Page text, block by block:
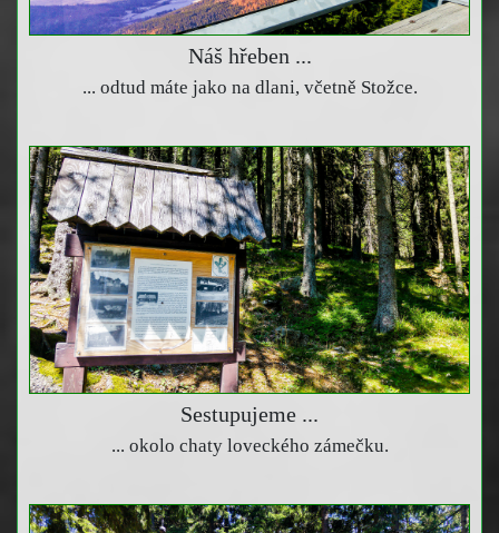
Náš hřeben ...
... odtud máte jako na dlani, včetně Stožce.
Sestupujeme ...
... okolo chaty loveckého zámečku.